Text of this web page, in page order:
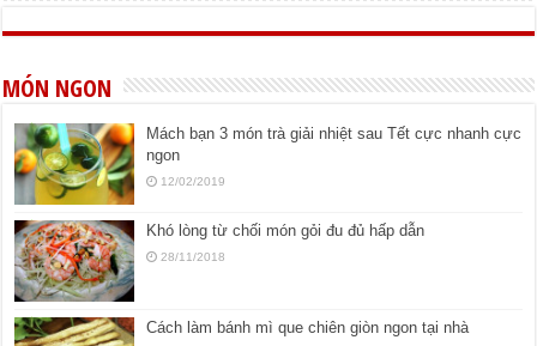
MÓN NGON
Mách bạn 3 món trà giải nhiệt sau Tết cực nhanh cực
ngon
12/02/2019
Khó lòng từ chối món gỏi đu đủ hấp dẫn
28/11/2018
Cách làm bánh mì que chiên giòn ngon tại nhà